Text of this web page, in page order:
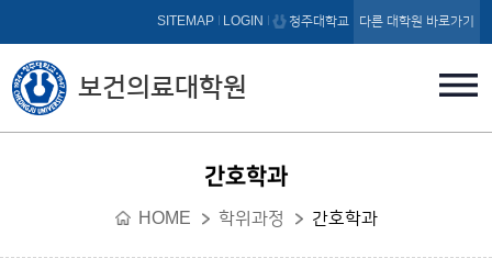
본문 바로가기
보건의료대학원
SITEMAP LOGIN 청주대학교 다른 대학원 바로가기
간호학과
HOME 학위과정 간호학과